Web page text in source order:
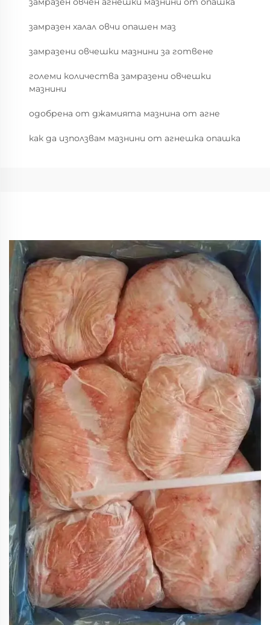
замразен халал овчи опашен маз
замразени овчешки мазнини за готвене
големи количества замразени овчешки
мазнини
одобрена от джамията мазнина от агне
как да използвам мазнини от агнешка опашка